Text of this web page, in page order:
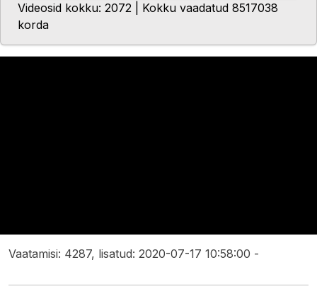
Videosid kokku: 2072 | Kokku vaadatud 8517038
korda
Vaatamisi: 4287, lisatud: 2020-07-17 10:58:00 -